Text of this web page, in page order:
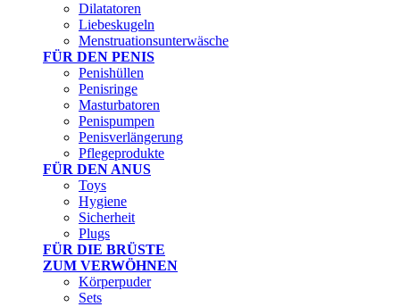
Dilatatoren
Liebeskugeln
Menstruationsunterwäsche
FÜR DEN PENIS
Penishüllen
Penisringe
Masturbatoren
Penispumpen
Penisverlängerung
Pflegeprodukte
FÜR DEN ANUS
Toys
Hygiene
Sicherheit
Plugs
FÜR DIE BRÜSTE
ZUM VERWÖHNEN
Körperpuder
Sets